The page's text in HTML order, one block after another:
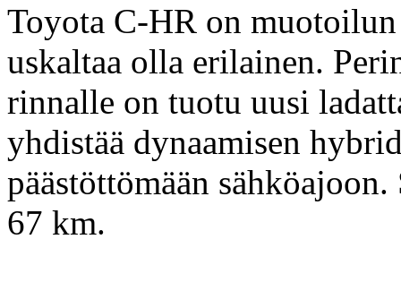
Toyota C-HR on
uskaltaa olla erilainen.
rinnalle on tuotu uusi
yhdistää dynaamisen
päästöttömään
67 km.